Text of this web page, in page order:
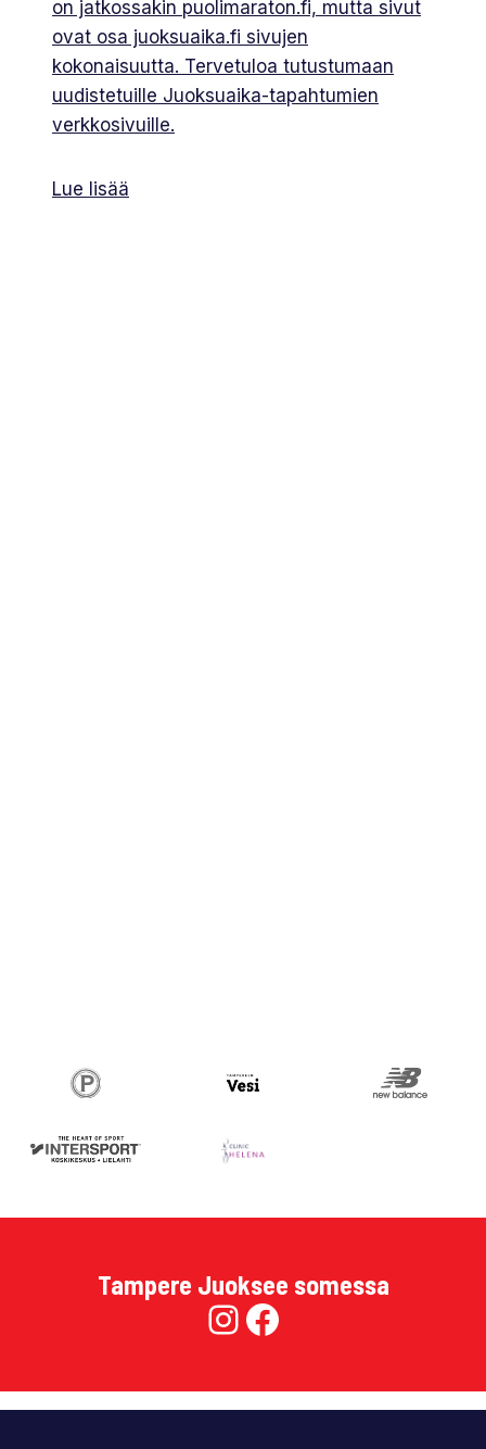
on jatkossakin puolimaraton.fi, mutta sivut
ovat osa juoksuaika.fi sivujen
kokonaisuutta. Tervetuloa tutustumaan
uudistetuille Juoksuaika-tapahtumien
verkkosivuille.
Lue lisää
Tampere Juoksee somessa
Instagram
Facebook